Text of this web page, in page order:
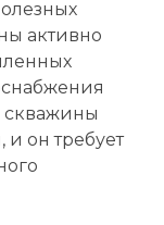
активно
скважины
он требует